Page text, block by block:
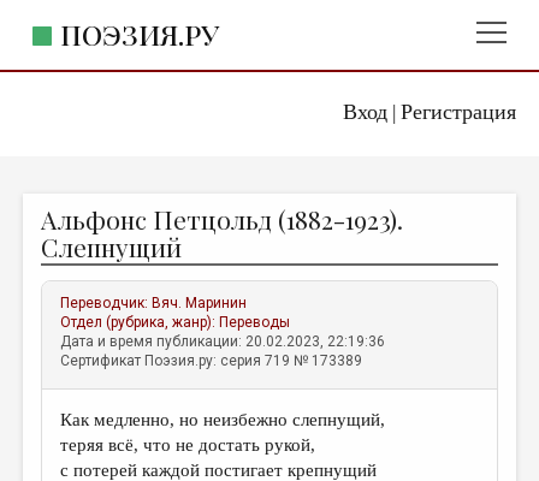
Вход| Регистрация
ПОЭЗИЯ.РУ
ЖАНРЫ
АВТОРЫ
КОММЕНТАРИИ
ЛИТСАЛОН
ПРАВИЛА САЙТА
Альфонс Петцольд (1882-1923).
Слепнущий
Переводчик: Вяч. Маринин
Отдел (рубрика, жанр): Переводы
Дата и время публикации: 20.02.2023, 22:19:36
Сертификат Поэзия.ру: серия 719 № 173389
Как медленно, но неизбежно слепнущий,
теряя всё, что не достать рукой,
с потерей каждой постигает крепнущий